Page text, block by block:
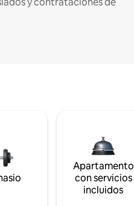
Apartamento
con servicios
incluidos